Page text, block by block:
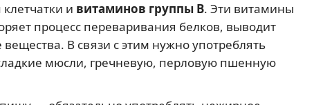
и витаминов группы В. Эти витамины
процесс переваривания белков, выводит
вещества. В связи с этим нужно употреблять
мюсли, гречневую, перловую пшенную